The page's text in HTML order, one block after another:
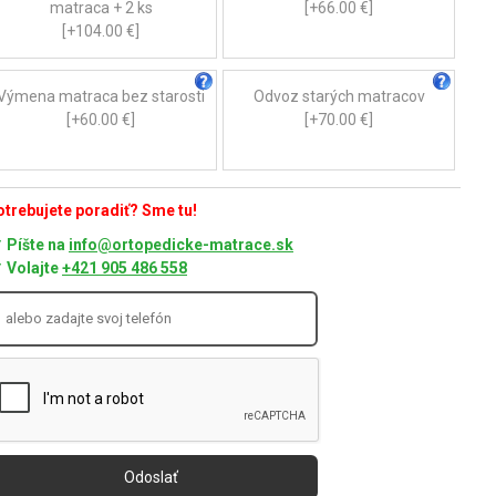
matraca + 2 ks
[+104.00 €]
[+66.00 €]
matraca bez starosti
[+60.00 €]
Odvoz starých matracov
[+70.00 €]
poradiť? Sme tu!
Píšte na info@ortopedicke-matrace.sk
Volajte+421 905 486 558